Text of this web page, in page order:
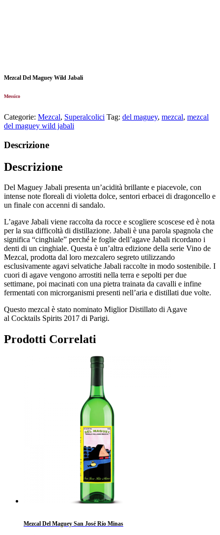
Mezcal Del Maguey Wild Jabali
Messico
Categorie: Mezcal, Superalcolici Tag: del maguey, mezcal, mezcal
del maguey wild jabali
Descrizione
Descrizione
Del Maguey Jabali presenta un’acidità brillante e piacevole, con
intense note floreali di violetta dolce, sentori erbacei di dragoncello e
un finale con accenni di sandalo.
L’agave Jabali viene raccolta da rocce e scogliere scoscese ed è nota
per la sua difficoltà di distillazione. Jabali è una parola spagnola che
significa “cinghiale” perché le foglie dell’agave Jabali ricordano i
denti di un cinghiale. Questa è un’altra edizione della serie Vino de
Mezcal, prodotta dal loro mezcalero segreto utilizzando
esclusivamente agavi selvatiche Jabali raccolte in modo sostenibile. I
cuori di agave vengono arrostiti nella terra e sepolti per due
settimane, poi macinati con una pietra trainata da cavalli e infine
fermentati con microrganismi presenti nell’aria e distillati due volte.
Questo mezcal è stato nominato Miglior Distillato di Agave
al Cocktails Spirits 2017 di Parigi.
Prodotti Correlati
Mezcal Del Maguey San José Río Minas